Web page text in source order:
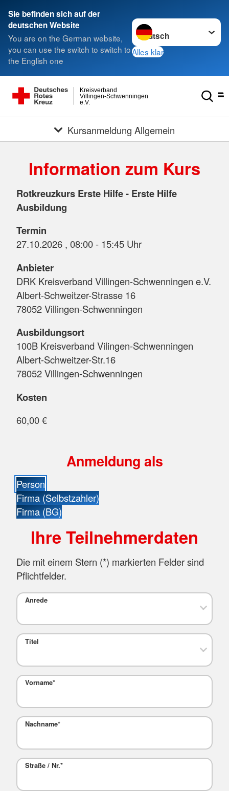
Sie befinden sich auf der
deutschen Website
You are on the German website,
you can use the switch to switch to
the English one
Sprache wechseln zu
Alles klar
e.V.
Villingen-Schwenningen
Kreisverband
Kursanmeldung Allgemein
Information zum Kurs
Rotkreuzkurs Erste Hilfe - Erste Hilfe
Ausbildung
Termin
27.10.2026 , 08:00 - 15:45 Uhr
Anbieter
DRK Kreisverband Villingen-Schwenningen e.V.
Albert-Schweitzer-Strasse 16
78052 Villingen-Schwenningen
Ausbildungsort
100B Kreisverband Vilingen-Schwenningen
Albert-Schweitzer-Str.16
78052 Villingen-Schwenningen
Kosten
60,00 €
Anmeldung als
Person
Firma (Selbstzahler)
Firma (BG)
Ihre Teilnehmerdaten
Die mit einem Stern (*) markierten Felder sind
Pflichtfelder.
Anrede
Titel
Vorname*
Nachname*
Straße / Nr.*